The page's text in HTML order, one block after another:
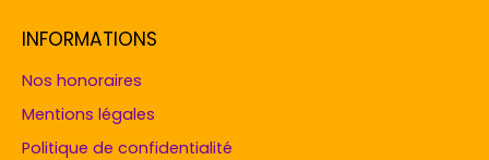
INFORMATIONS
Nos honoraires
Mentions légales
Politique de confidentialité